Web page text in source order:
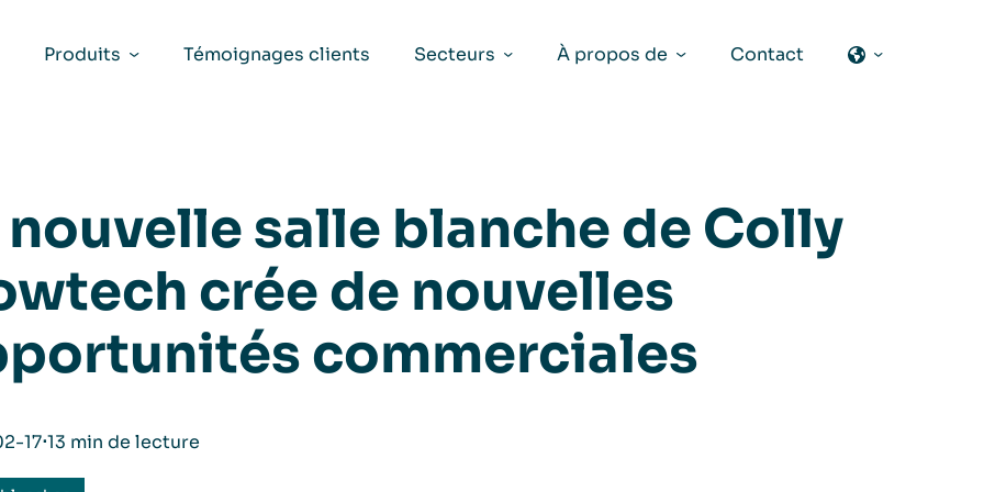
Produits
Témoignages clients Secteurs À propos de Contact
nouvelle salle blanche de Colly
crée de nouvelles
commerciales
17⋅13 min de lecture